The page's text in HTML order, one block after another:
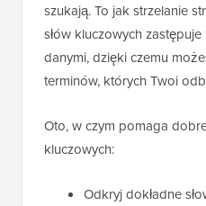
szukają. To jak strzelanie
słów kluczowych
danymi, dzięki czemu
terminów, których Twoi
Oto, w czym pomaga
kluczowych:
Odkryj dokładne